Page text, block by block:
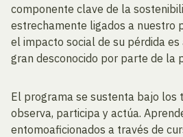
componente clave de la
estrechamente ligados a nuestro
el impacto social de su pérdida es
gran desconocido por parte de la
El programa se sustenta bajo los
observa, participa y actúa.
entomoaficionados a través de